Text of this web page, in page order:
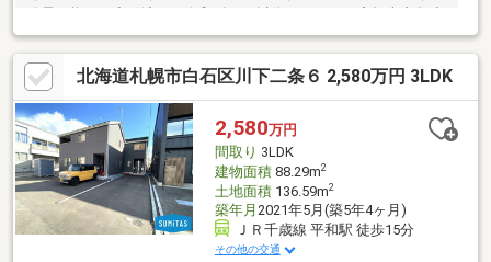
絡先：080-4502-2610（担当事務所不在の事がございますので直接
携帯までご連絡くださいませ）
北海道札幌市白石区川下二条６ 2,580万円 3LDK
2,580万円
間取り 3LDK
建物面積88.29m2
土地面積136.59m2
築年月 2021年5月(築5年4ヶ月)
ＪＲ千歳線 平和駅 徒歩15分
その他の交通